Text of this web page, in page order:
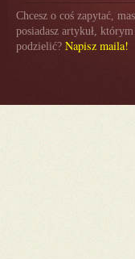
Chcesz o coś zapytać,
posiadasz artykuł,
podzielić? Napisz maila!